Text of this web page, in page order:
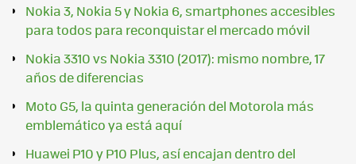
Nokia 3, Nokia 5 y Nokia 6, smartphones accesibles
para todos para reconquistar el mercado móvil
Nokia 3310 vs Nokia 3310 (2017): mismo nombre, 17
años de diferencias
Moto G5, la quinta generación del Motorola más
emblemático ya está aquí
Huawei P10 y P10 Plus, así encajan dentro del